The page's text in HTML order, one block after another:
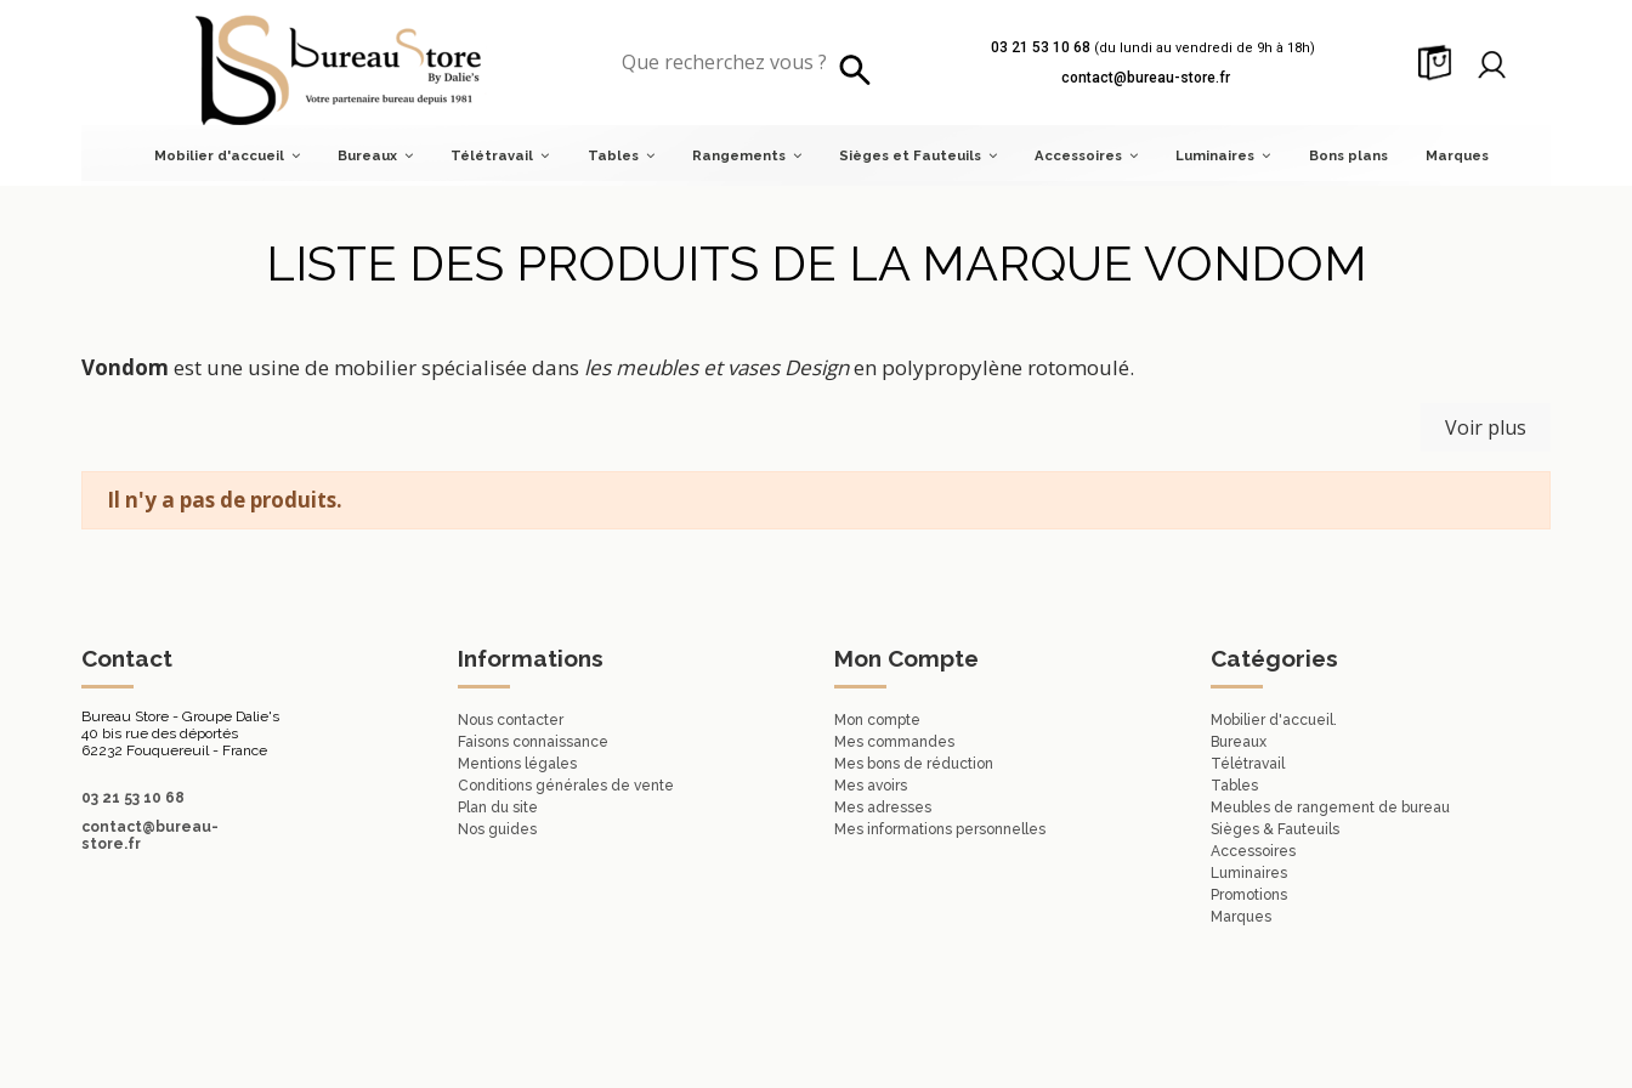
03 21 53 10 68 (du lundi au vendredi de 9h à 18h)
contact@bureau-store.fr
Mobilier d'accueil Bureaux Télétravail Tables Rangements Sièges et Fauteuils Accessoires Luminaires Bons plans Marques
Marques Vondom
LISTE DES PRODUITS DE LA MARQUE VONDOM
Vondom est une usine de mobilier spécialisée dans les meubles et vases Designen polypropylène rotomoulé.
Voir plus
Il n'y a pas de produits.
Contact
Bureau Store - Groupe Dalie's
40 bis rue des déportés
62232 Fouquereuil - France
03 21 53 10 68
contact@bureau-
store.fr
Informations
Nous contacter
Faisons connaissance
Mentions légales
Conditions générales de vente
Plan du site
Nos guides
Mon Compte
Mon compte
Mes commandes
Mes bons de réduction
Mes avoirs
Mes adresses
Mes informations personnelles
Catégories
Mobilier d'accueil.
Bureaux
Télétravail
Tables
Meubles de rangement de bureau
Sièges & Fauteuils
Accessoires
Luminaires
Promotions
Marques